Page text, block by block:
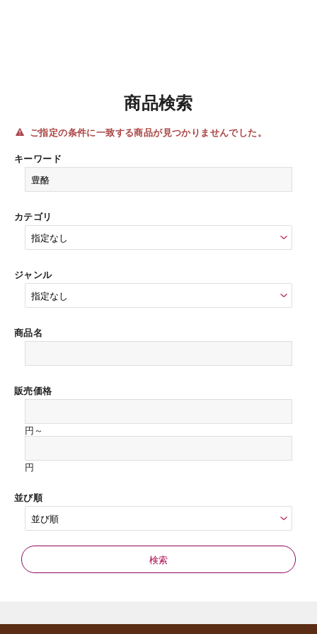
商品検索
ご指定の条件に一致する商品が見つかりませんでした。
キーワード
カテゴリ
ジャンル
商品名
販売価格
円～
円
並び順